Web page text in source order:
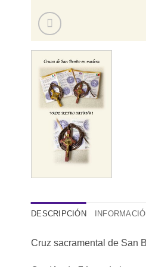
DESCRIPCIÓN
Cruz sacramental de San